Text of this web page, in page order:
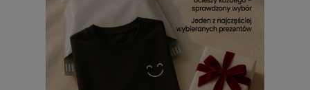
Każdy młody fan adrenaliny z pewnością doceni wyjątkowy
koszulka Quad dziecięca z
nadrukiem. To świetny wybór dla tych, którzy cenią
oryginalność i lubią, gdy ich styl mówi sam za siebie.
Energetyczny wzór sprawia, że
Quad T-shirt dziecięcy z
nadrukiemdoskonale oddaje ducha zabawy, a jego
nowoczesny wygląd pasuje zarówno na tor, jak i na co